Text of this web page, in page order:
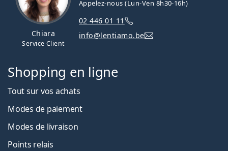
Chiara
Service Client
Appelez-nous (Lun-Ven 8h30-16h)
02 446 01 11
info@lentiamo.be
Shopping en ligne
Tout sur vos achats
Modes de paiement
Modes de livraison
Points relais